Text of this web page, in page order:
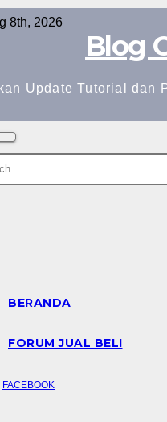
8th, 2026
Blog
Update Tutorial dan
BERANDA
FORUM JUAL BELI
FACEBOOK